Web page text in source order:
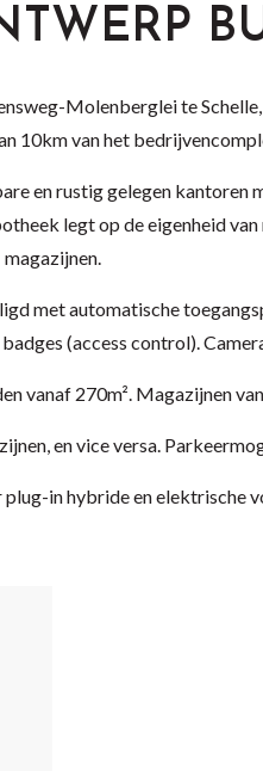
Molenberglei te Schelle,
van het
en rustig gelegen
legt op de eigenheid
magazijnen.
met automatische
(access control).
vanaf 270m². Magazijnen
en vice versa.
in hybride en elektrische